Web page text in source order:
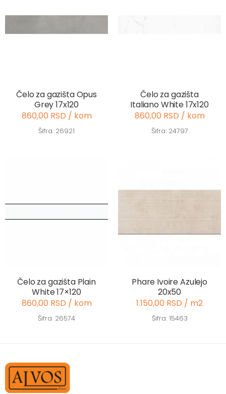
Čelo za gazišta Opus
Grey 17x120
860,00 RSD / kom
Šifra: 26921
Čelo za gazišta
Italiano White 17x120
860,00 RSD / kom
Šifra: 24797
Čelo za gazišta Plain
White 17×120
860,00 RSD / kom
Šifra: 26574
Phare Ivoire Azulejo
20x50
1.150,00 RSD / m2
Šifra: 15463